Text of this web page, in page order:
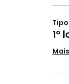
1º